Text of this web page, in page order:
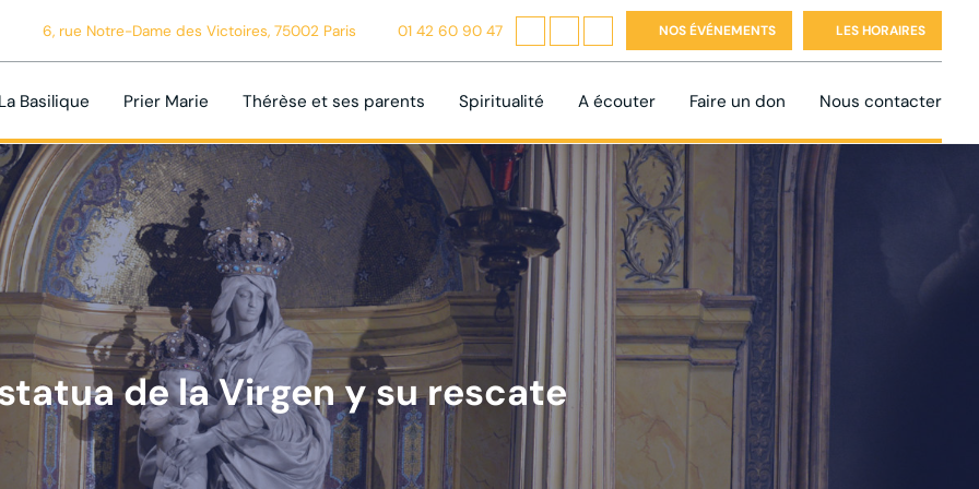
6, rue Notre-Dame des Victoires, 75002 Paris 01 42 60 90 47 NOS ÉVÉNEMENTS LES HORAIRES
Basilique Prier Marie Thérèse et ses parents Spiritualité A écouter Faire un don Nous contacter
de la Virgen y su rescate